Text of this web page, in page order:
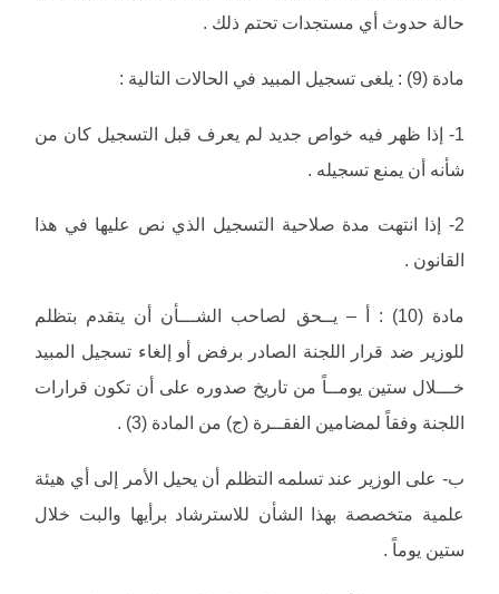
حالة حدوث أي مستجدات تحتم ذلك .
مادة (9) : يلغى تسجيل المبيد في الحالات التالية :
1- إذا ظهر فيه خواص جديد لم يعرف قبل التسجيل كان من
شأنه أن يمنع تسجيله .
2- إذا انتهت مدة صلاحية التسجيل الذي نص عليها في هذا
القانون .
مادة (10) : أ – يــحق لصاحب الشـــأن أن يتقدم بتظلم
للوزير ضد قرار اللجنة الصادر برفض أو إلغاء تسجيل المبيد
خـــلال ستين يومــاً من تاريخ صدوره على أن تكون قرارات
اللجنة وفقاً لمضامين الفقــرة (ج) من المادة (3) .
‌ب- على الوزير عند تسلمه التظلم أن يحيل الأمر إلى أي هيئة
علمية متخصصة بهذا الشأن للاسترشاد برأيها والبت خلال
ستين يوماً .